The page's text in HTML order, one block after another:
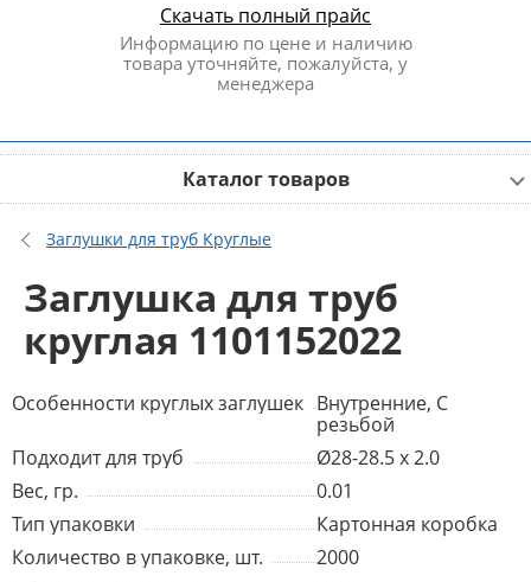
Скачать полный прайс
Информацию по цене и наличию
товара уточняйте, пожалуйста, у
менеджера
Каталог товаров
Заглушки для труб Круглые
Заглушка для труб
круглая 1101152022
Особенности круглых заглушек Внутренние, С
резьбой
Подходит для труб
Ø28-28.5 x 2.0
Вес, гр.
0.01
Тип упаковки
Картонная коробка
Количество в упаковке, шт.
2000